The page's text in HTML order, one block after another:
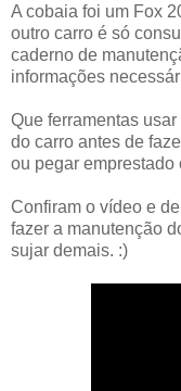
A cobaia foi um Fox
outro carro é só
caderno de
informações
Que ferramentas
do carro antes de
ou pegar emprestado
Confiram o vídeo e
fazer a manutenção
sujar demais. :)